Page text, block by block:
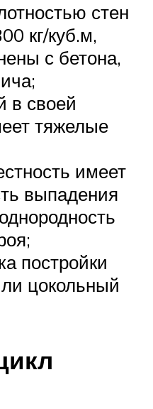
стен
кг/куб.м,
с бетона,
в своей
тяжелые
имеет
выпадения
постройки
цокольный